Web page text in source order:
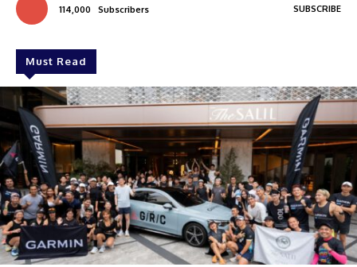
114,000 Subscribers SUBSCRIBE
Must Read